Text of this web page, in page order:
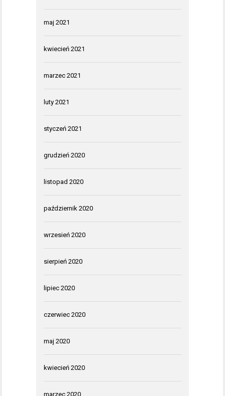
maj 2021
kwiecień 2021
marzec 2021
luty 2021
styczeń 2021
grudzień 2020
listopad 2020
październik 2020
wrzesień 2020
sierpień 2020
lipiec 2020
czerwiec 2020
maj 2020
kwiecień 2020
marzec 2020